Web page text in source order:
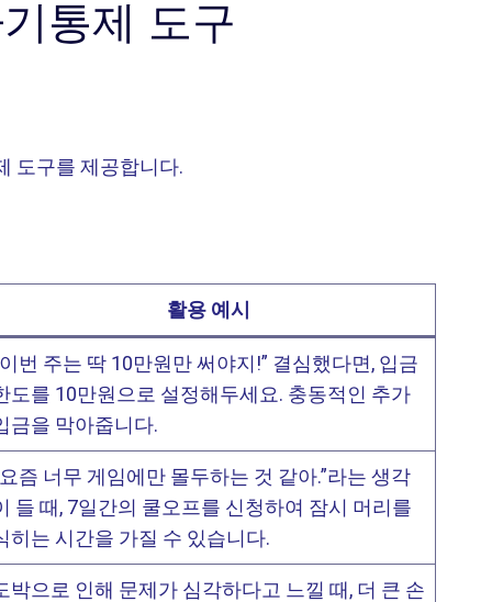
통제 도구
도구를 제공합니다.
활용 예시
번 주는 딱 10만원만 써야지!” 결심했다면, 입금
도를 10만원으로 설정해두세요. 충동적인 추가
금을 막아줍니다.
즘 너무 게임에만 몰두하는 것 같아.”라는 생각
들 때, 7일간의 쿨오프를 신청하여 잠시 머리를
히는 시간을 가질 수 있습니다.
박으로 인해 문제가 심각하다고 느낄 때, 더 큰 손